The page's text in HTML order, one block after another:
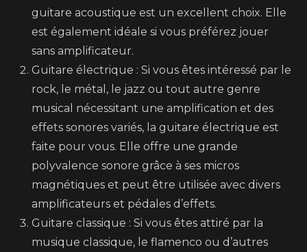
guitare acoustique est un excellent choix. Elle
est également idéale si vous préférez jouer
sans amplificateur.
Guitare électrique : Si vous êtes intéressé par le
rock, le métal, le jazz ou tout autre genre
musical nécessitant une amplification et des
effets sonores variés, la guitare électrique est
faite pour vous. Elle offre une grande
polyvalence sonore grâce à ses micros
magnétiques et peut être utilisée avec divers
amplificateurs et pédales d’effets.
Guitare classique : Si vous êtes attiré par la
musique classique, le flamenco ou d’autres